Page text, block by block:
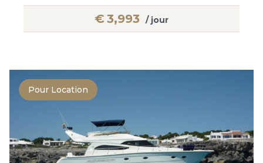
€3,993 / jour
Pour Location